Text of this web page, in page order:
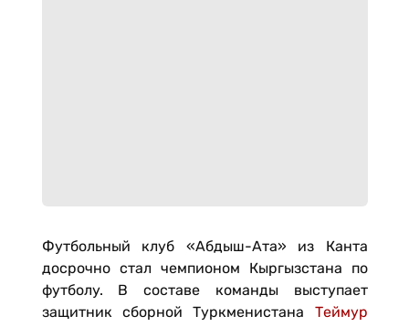
Футбольный клуб «Абдыш-Ата» из Канта
досрочно стал чемпионом Кыргызстана по
футболу. В составе команды выступает
защитник сборной Туркменистана Теймур